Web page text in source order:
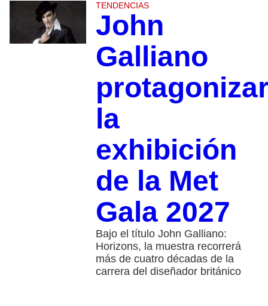
TENDENCIAS
John
Galliano
la
exhibición
de la Met
Gala 2027
Bajo el título John Galliano:
Horizons, la muestra recorrerá
más de cuatro décadas de la
carrera del diseñador británico